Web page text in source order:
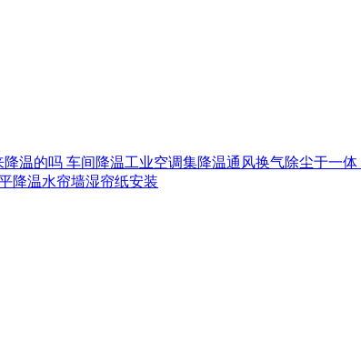
降温的吗 车间降温工业空调集降温通风换气除尘于一体
降温水帘墙湿帘纸安装